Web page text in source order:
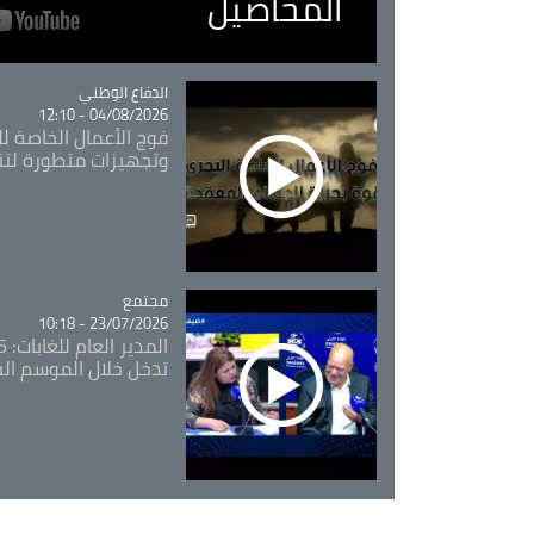
Catégorie
الدفاع الوطني
04/08/2026 - 12:10
فوج الأعمال الخاصة
وتجهيزات متطورة
Catégorie
مجتمع
23/07/2026 - 10:18
تدخل خلال الموسم